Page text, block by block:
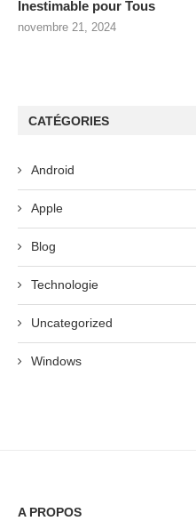
Inestimable pour Tous
novembre 21, 2024
CATÉGORIES
Android
Apple
Blog
Technologie
Uncategorized
Windows
A PROPOS